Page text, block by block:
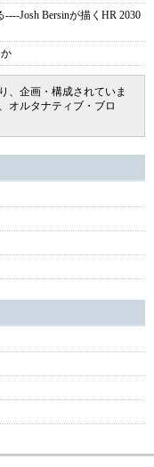
Josh Bersinが描くHR 2030
、企画・構成されていま
オルタナティブ・ブロ